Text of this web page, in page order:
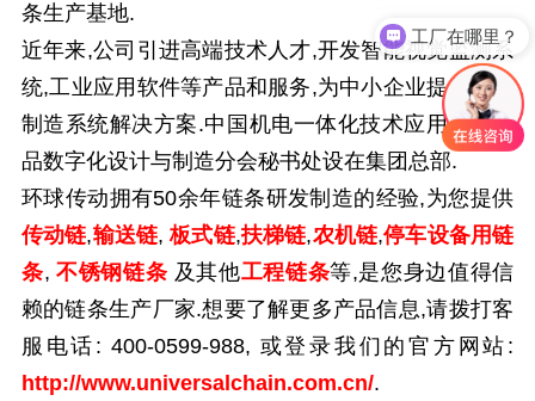
条生产基地.
近年来,公司引进高端技术人才,开发智能视觉监测系
统,工业应用软件等产品和服务,为中小企业提供智能
制造系统解决方案.中国机电一体化技术应用协会产
品数字化设计与制造分会秘书处设在集团总部.
环球传动拥有50余年链条研发制造的经验,为您提供
传动链,输送链,板式链,扶梯链,农机链,停车设备用链
条,不锈钢链条 及其他工程链条等,是您身边值得信
赖的链条生产厂家.想要了解更多产品信息,请拨打客
服电话: 400-0599-988, 或登录我们的官方网站:
http://www.universalchain.com.cn/.
工厂在哪里？